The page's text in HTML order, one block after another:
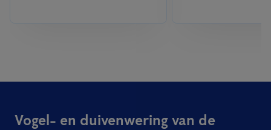
Vogel- en duivenwering van de